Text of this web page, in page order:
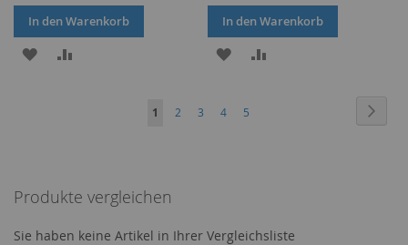
In den Warenkorb
ZUR
HINZUFÜGEN
In den Warenkorb
ZUR
HINZUFÜGEN
Sie
Seite
1 Seite
2 Seite
3 Seite
4 Seite
5
Produkte vergleichen
Sie haben keine Artikel in Ihrer Vergleichsliste